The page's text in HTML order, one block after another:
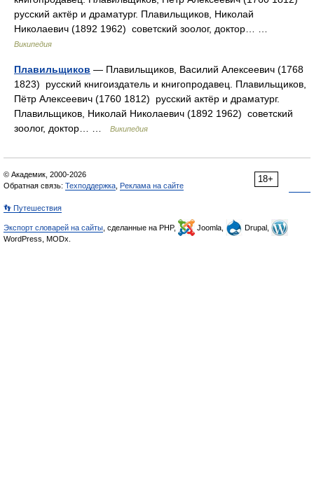
русский актёр и драматург. Плавильщиков, Николай
Николаевич (1892 1962) советский зоолог, доктор… …
Википедия
Плавильщиков — Плавильщиков, Василий Алексеевич (1768
1823) русский книгоиздатель и книгопродавец. Плавильщиков,
Пётр Алексеевич (1760 1812) русский актёр и драматург.
Плавильщиков, Николай Николаевич (1892 1962) советский
зоолог, доктор… …
Википедия
18+
© Академик, 2000-2026
Обратная связь: Техподдержка Реклама на сайте
👣 Путешествия
Экспорт словарей на сайты , сделанные на PHP, Joomla,
Drupal,
WordPress, MODx.